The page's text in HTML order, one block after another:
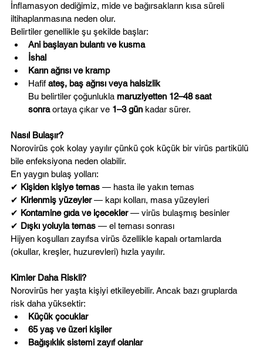
İnflamasyon dediğimiz, mide ve bağırsakların kısa süreli
iltihaplanmasına neden olur.
Belirtiler genellikle şu şekilde başlar:
Ani başlayan bulantı ve kusma
İshal
Karın ağrısı ve kramp
Hafif ateş, baş ağrısı veya halsizlik
Bu belirtiler çoğunlukla maruziyetten 12–48 saat
sonra ortaya çıkar ve 1–3 gün kadar sürer.
Nasıl Bulaşır?
Norovirüs çok kolay yayılır çünkü çok küçük bir virüs partikülü
bile enfeksiyona neden olabilir.
En yaygın bulaş yolları:
✔ Kişiden kişiye temas — hasta ile yakın temas
✔ Kirlenmiş yüzeyler — kapı kolları, masa yüzeyleri
✔ Kontamine gıda ve içecekler — virüs bulaşmış besinler
✔ Dışkı yoluyla temas — el teması sonrası
Hijyen koşulları zayıfsa virüs özellikle kapalı ortamlarda
(okullar, kreşler, huzurevleri) hızla yayılır.
Kimler Daha Riskli?
Norovirüs her yaşta kişiyi etkileyebilir. Ancak bazı gruplarda
risk daha yüksektir:
Küçük çocuklar
65 yaş ve üzeri kişiler
Bağışıklık sistemi zayıf olanlar